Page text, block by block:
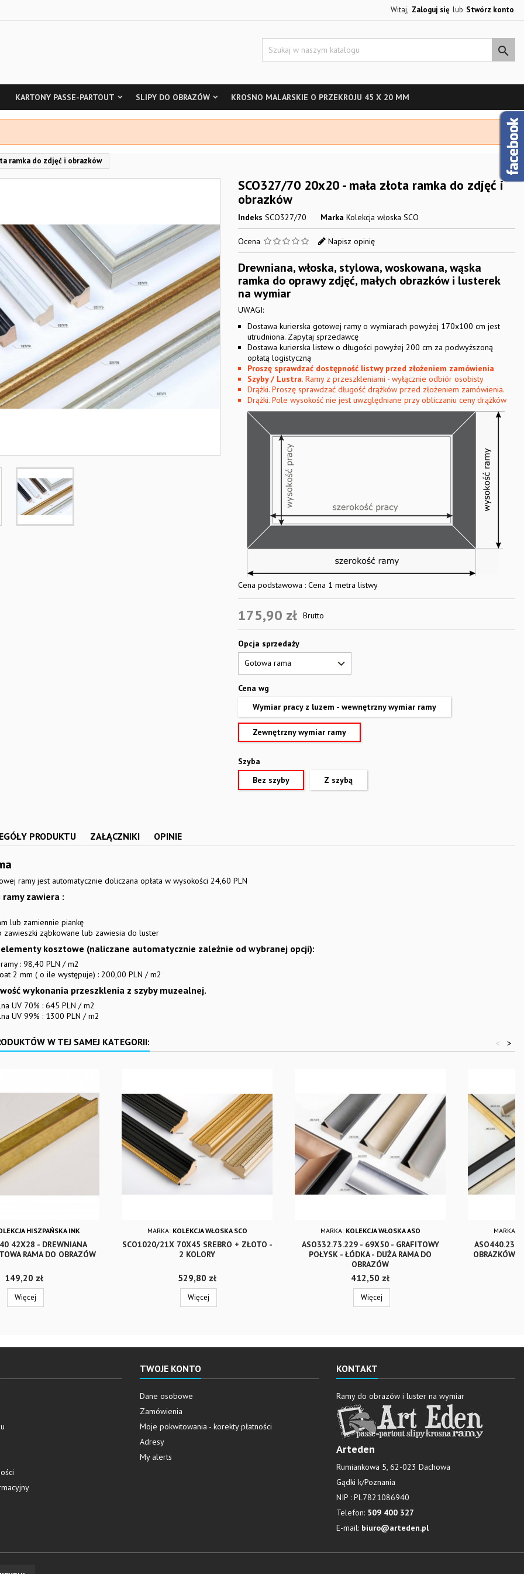
Witaj, Zaloguj się lub Stwórz konto

KARTONY PASSE-PARTOUT SLIPY DO OBRAZÓW KROSNO MALARSKIE O PRZEKROJU 45 X 20 MM
ramka do zdjęć i obrazków
SCO327/70 20x20 - mała złota ramka do zdjęć i
obrazków
Indeks SCO327/70 Marka Kolekcja włoska SCO
Ocena Napisz opinię
Drewniana, włoska, stylowa, woskowana, wąska
ramka do oprawy zdjęć, małych obrazków i lusterek
na wymiar
UWAGI:
Dostawa kurierska gotowej ramy o wymiarach powyżej 170x100 cm jest
utrudniona. Zapytaj sprzedawcę
Dostawa kurierska listew o długości powyżej 200 cm za podwyższoną
opłatą logistyczną
Proszę sprawdzać dostępność listwy przed złożeniem zamówienia
Szyby / Lustra. Ramy z przeszkleniami - wyłącznie odbiór osobisty
Drążki. Proszę sprawdzać długość drążków przed złożeniem zamówienia.
Drążki. Pole wysokość nie jest uwzględniane przy obliczaniu ceny drążków
Cena podstawowa : Cena 1 metra listwy
175,90 zł Brutto
Opcja sprzedaży
Cena wg
Wymiar pracy z luzem - wewnętrzny wymiar ramy
Zewnętrzny wymiar ramy
Szyba
Bez szyby
Z szybą
PRODUKTU ZAŁĄCZNIKI OPINIE
ramy jest automatycznie doliczana opłata w wysokości 24,60 PLN
ramy zawiera :
lub zamiennie piankę
zawieszki ząbkowane lub zawiesia do luster
kosztowe (naliczane automatycznie zależnie od wybranej opcji):
: 98,40 PLN / m2
2 mm ( o ile występuje) : 200,00 PLN / m2
wykonania przeszklenia z szyby muzealnej.
UV 70% : 645 PLN / m2
UV 99% : 1300 PLN / m2
W TEJ SAMEJ KATEGORII: >
<
HISZPAŃSKA INK
42X28 - DREWNIANA
RAMA DO OBRAZÓW
Cena
149,20 zł
Więcej
MARKA: KOLEKCJA WŁOSKA SCO
SCO1020/21X 70X45 SREBRO + ZŁOTO -
2 KOLORY
Cena
529,80 zł
Więcej
MARKA: KOLEKCJA WŁOSKA ASO
ASO332.73.229 - 69X50 - GRAFITOWY
POŁYSK - ŁÓDKA - DUŻA RAMA DO
OBRAZÓW
Cena
412,50 zł
Więcej
MARKA:
ASO440.23
OBRAZKÓW I
TWOJE KONTO
Dane osobowe
Zamówienia
Moje pokwitowania - korekty płatności
Adresy
My alerts
KONTAKT
Ramy do obrazów i luster na wymiar
Arteden
Rumiankowa 5, 62-023 Dachowa
Gądki k/Poznania
NIP : PL7821086940
Telefon: 509 400 327
E-mail: biuro@arteden.pl